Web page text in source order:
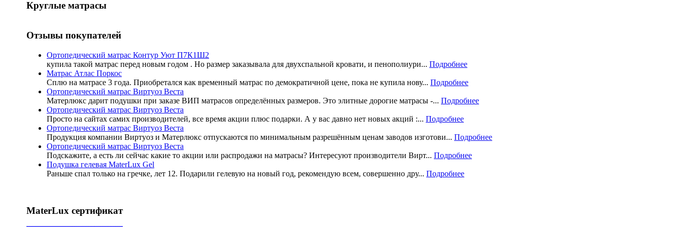
Круглые матрасы
Отзывы покупателей
Ортопедический матрас Контур Уют П7К1Ш2
купила такой матрас перед новым годом . Но размер заказывала для двухспальной кровати, и пенополиури... Подробнее
Матрас Атлас Поркос
Сплю на матрасе 3 года. Приобретался как временный матрас по демократичной цене, пока не купила нову... Подробнее
Ортопедический матрас Виртуоз Веста
Матерлюкс дарит подушки при заказе ВИП матрасов определённых размеров. Это элитные дорогие матрасы -... Подробнее
Ортопедический матрас Виртуоз Веста
Просто на сайтах самих производителей, все время акции плюс подарки. А у вас давно нет новых акций :... Подробнее
Ортопедический матрас Виртуоз Веста
Продукция компании Виртуоз и Матерлюкс отпускаются по минимальным разрешённым ценам заводов изготови... Подробнее
Ортопедический матрас Виртуоз Веста
Подскажите, а есть ли сейчас какие то акции или распродажи на матрасы? Интересуют производители Вирт... Подробнее
Подушка гелевая MaterLux Gel
Раньше спал только на гречке, лет 12. Подарили гелевую на новый год, рекомендую всем, совершенно дру... Подробнее
MaterLux сертификат